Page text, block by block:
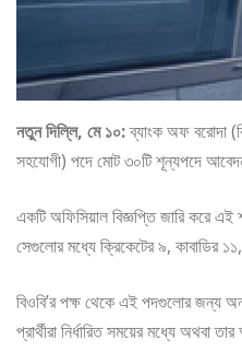
নতুন দিল্লি, মে ১০:ব্যাংক অফ বরোদা
সহযোগী) পদে মোট ৩০টি শূন্যপদে
একটি অফিসিয়াল বিজ্ঞপ্তি জারি করে
সেগুলোর মধ্যে ক্রিকেটের ৯, কাবাডির
বিওবি’র পক্ষ থেকে এই পদগুলোর জন্য
প্রার্থীরা নির্ধারিত সময়ের মধ্যে অথবা